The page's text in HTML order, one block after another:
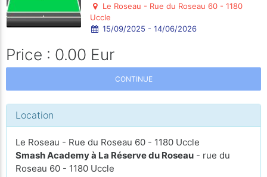
Le Roseau - Rue du Roseau 60 - 1180
Uccle
15/09/2025 - 14/06/2026
Price : 0.00 Eur
CONTINUE
Location
Le Roseau - Rue du Roseau 60 - 1180 Uccle
Smash Academy à La Réserve du Roseau - rue du
Roseau 60 - 1180 Uccle